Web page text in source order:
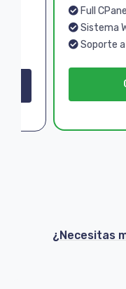
Full
Sistema
Soporte a
¿Necesitas